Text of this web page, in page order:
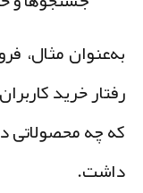
مثال،
خرید
چه محصولاتی در